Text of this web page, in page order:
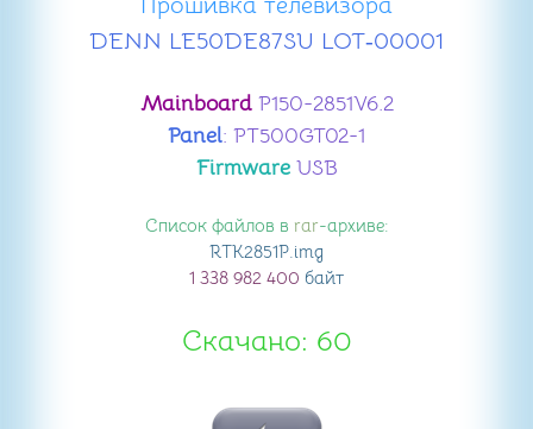
DENN LE50DE87SU LOT‑00001
MainboardP150-2851V6.2
Panel: PT500GT02-1
FirmwareUSB
Список файлов в rar-архиве:
RTK2851P.img
1 338 982 400 байт
Скачано: 60